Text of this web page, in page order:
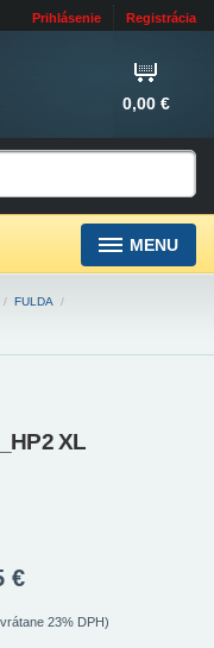
Prihlásenie Registrácia
0,00 €
MENU
/ FULDA
/
XL
€
23% DPH)